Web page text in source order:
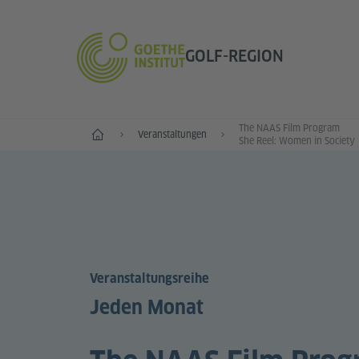
GOLF-REGION
Start Veranstaltungen
The NAAS Film Program
She Reel: Women in Society
Veranstaltungsreihe
Jeden Monat